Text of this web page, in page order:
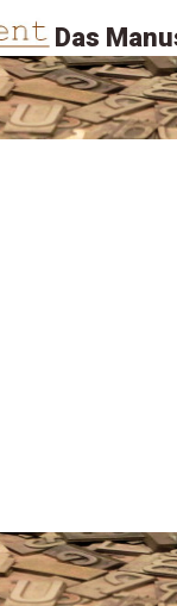
Das